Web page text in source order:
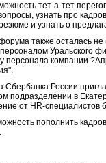
тет-а-тет
узнать про
и узнать о
форума также осталась
Уральского
персонала компании
Сбербанка России
подразделении в
от HR-специалистов
пополнить